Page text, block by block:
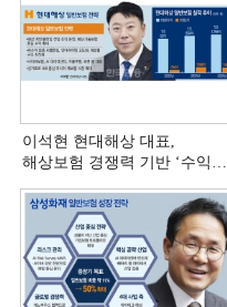
이석현 현대해상 대표,
해상보험 경쟁력 기반 ‘수익
(3)]